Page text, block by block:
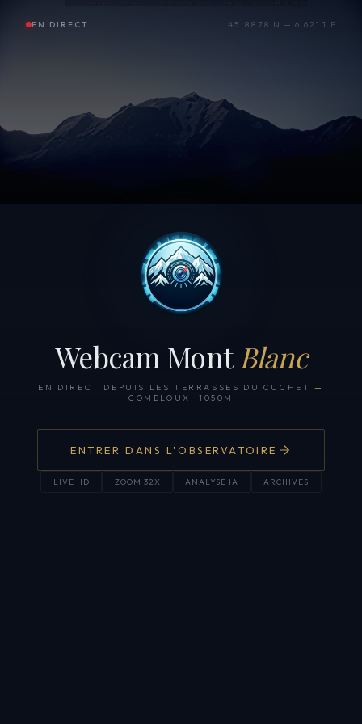
EN DIRECT 45.8878 N — 6.6211 E
Webcam Mont Blanc
EN DIRECT DEPUIS LES TERRASSES DU CUCHET —
COMBLOUX, 1050M
ENTRER DANS L'OBSERVATOIRE
LIVE HD ZOOM 32X ANALYSE IA ARCHIVES